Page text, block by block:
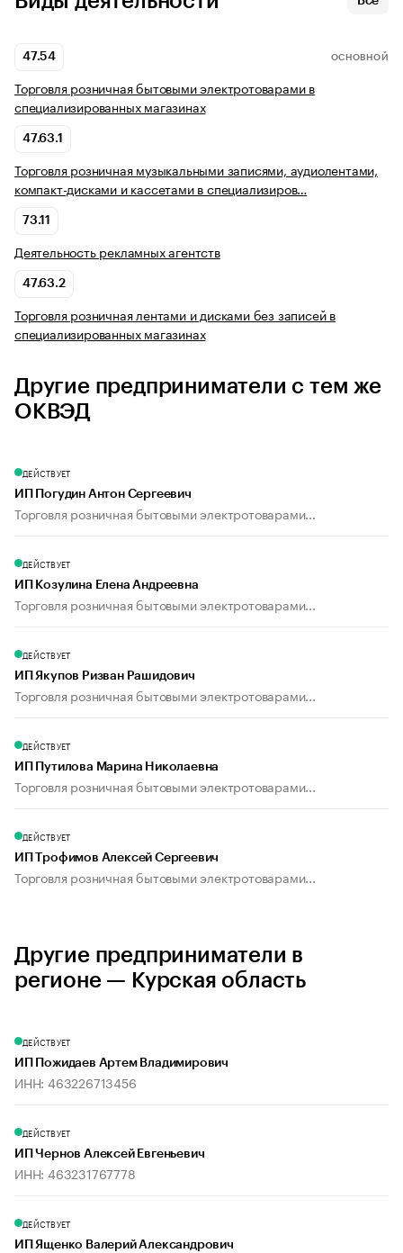
47.54 ОСНОВНОЙ
Торговля розничная бытовыми электротоварами в
специализированных магазинах
47.63.1
Торговля розничная музыкальными записями, аудиолентами,
компакт-дисками и кассетами в специализиров…
73.11
Деятельность рекламных агентств
47.63.2
Торговля розничная лентами и дисками без записей в
специализированных магазинах
Другие предприниматели с тем же
ОКВЭД
ДЕЙСТВУЕТ
ИП Погудин Антон Сергеевич
Торговля розничная бытовыми электротоварами...
ДЕЙСТВУЕТ
ИП Козулина Елена Андреевна
Торговля розничная бытовыми электротоварами...
ДЕЙСТВУЕТ
ИП Якупов Ризван Рашидович
Торговля розничная бытовыми электротоварами...
ДЕЙСТВУЕТ
ИП Путилова Марина Николаевна
Торговля розничная бытовыми электротоварами...
ДЕЙСТВУЕТ
ИП Трофимов Алексей Сергеевич
Торговля розничная бытовыми электротоварами...
Другие предприниматели в
регионе — Курская область
ДЕЙСТВУЕТ
ИП Пожидаев Артем Владимирович
ИНН: 463226713456
ДЕЙСТВУЕТ
ИП Чернов Алексей Евгеньевич
ИНН: 463231767778
ДЕЙСТВУЕТ
ИП Ященко Валерий Александрович